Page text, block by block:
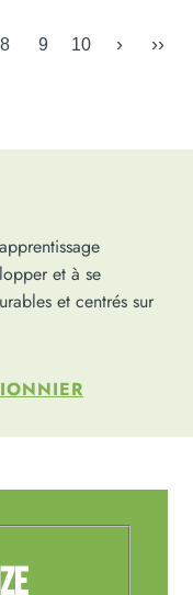
8 9 10 › ››
et à se
et centrés sur